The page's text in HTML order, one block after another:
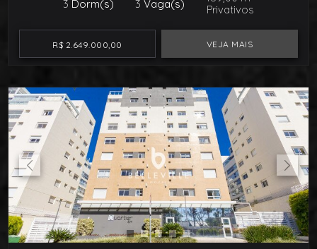
3 Dorm(s) 3 Vaga(s)
Privativos
R$ 2.649.000,00 VEJA MAIS